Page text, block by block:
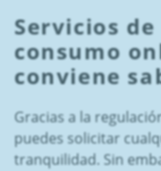
Servicios
consumo
conviene
Gracias a la
puedes solicitar
tranquilidad. Sin